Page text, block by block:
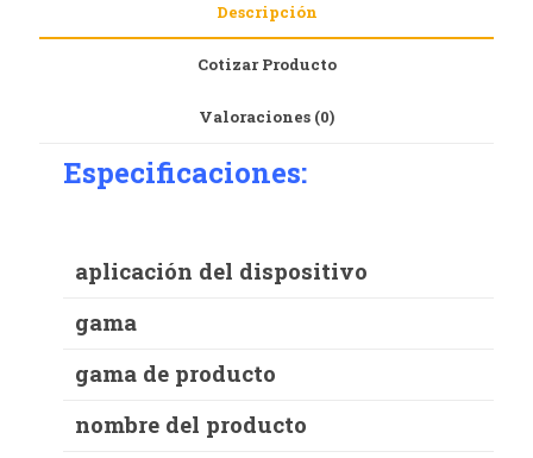
Descripción
Cotizar Producto
Valoraciones (0)
Especificaciones:
aplicación del dispositivo
gama
gama de producto
nombre del producto